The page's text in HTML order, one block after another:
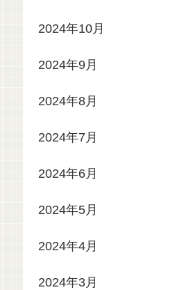
2024年10月
2024年9月
2024年8月
2024年7月
2024年6月
2024年5月
2024年4月
2024年3月